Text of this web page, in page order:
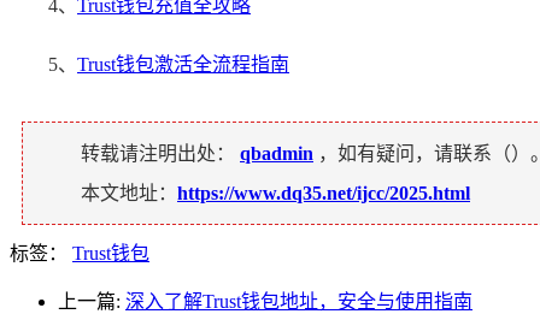
4、 Trust钱包充值全攻略
5、 Trust钱包激活全流程指南
转载请注明出处： qbadmin ，如有疑问，请联系（）。
本文地址： https://www.dq35.net/ijcc/2025.html
标签： Trust钱包
上一篇: 深入了解Trust钱包地址，安全与使用指南